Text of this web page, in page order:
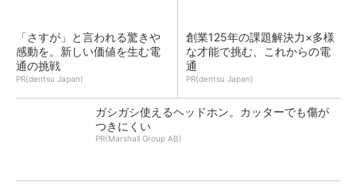
「さすが」と言われる驚きや
感動を。新しい価値を生む電
通の挑戦
PR(dentsu Japan)
創業125年の課題解決力×多様
な才能で挑む、これからの電
通
PR(dentsu Japan)
ガシガシ使えるヘッドホン。カッターでも傷が
つきにくい
PR(Marshall Group AB)